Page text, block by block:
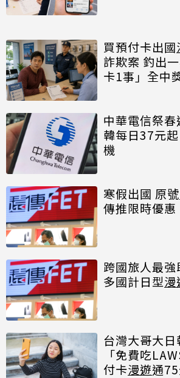
買預付卡出國
詐欺案 釣出
卡1事」全中
中華電信祭春
韓每日37元
機
寒假出國 原號
傳推限時優惠
跨國旅人最
多國計日型漫
台灣大哥大日
「免費吃
付卡漫遊通